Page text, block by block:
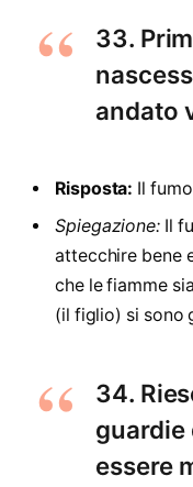
33.
andato
Risposta: Il
Spiegazione: Il
attecchire bene
che le fiamme
(il figlio) si sono
34.
guardie
essere